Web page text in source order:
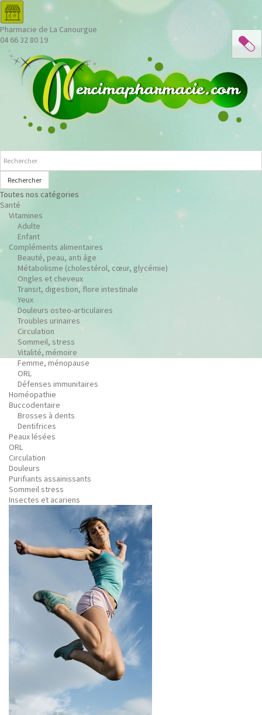
Pharmacie de La Canourgue
04 66 32 80 19
Rechercher
Toutes nos catégories
Santé
Vitamines
Adulte
Enfant
Compléments alimentaires
Beauté, peau, anti âge
Métabolisme (cholestérol, cœur, glycémie)
Ongles et cheveux
Transit, digestion, flore intestinale
Yeux
Douleurs osteo-articulaires
Troubles urinaires
Circulation
Sommeil, stress
Vitalité, mémoire
Femme, ménopause
ORL
Défenses immunitaires
Homéopathie
Buccodentaire
Brosses à dents
Dentifrices
Peaux lésées
ORL
Circulation
Douleurs
Purifiants assainissants
Sommeil stress
Insectes et acariens